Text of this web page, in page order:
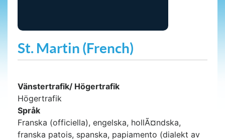
St. Martin (French)
Vänstertrafik/ Högertrafik
Högertrafik
Språk
Franska (officiella), engelska, hollÃ¤ndska,
franska patois, spanska, papiamento (dialekt av